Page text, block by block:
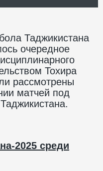
Таджикистана
очередное
Тохира
рассмотрены
матчей под
2025 среди